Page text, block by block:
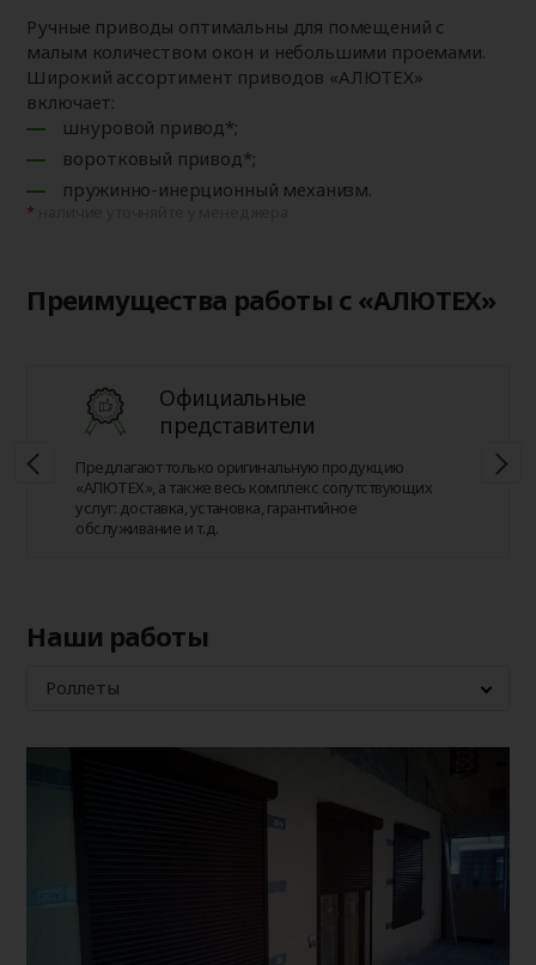
Ручные приводы оптимальны для помещений с
малым количеством окон и небольшими проемами.
Широкий ассортимент приводов «АЛЮТЕХ»
включает:
шнуровой привод*;
воротковый привод*;
пружинно-инерционный механизм.
Преимущества работы с «АЛЮТЕХ»
Официальные
представители
Предлагают только оригинальную продукцию
«АЛЮТЕХ», а также весь комплекс сопутствующих
услуг: доставка, установка, гарантийное
обслуживание и т.д.
Наши работы
Роллеты